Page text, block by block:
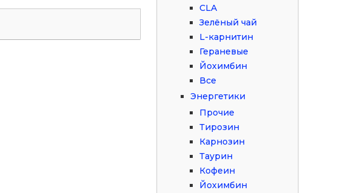
CLA
Зелёный чай
L-карнитин
Гераневые
Йохимбин
Все
Энергетики
Прочие
Тирозин
Карнозин
Таурин
Кофеин
Йохимбин